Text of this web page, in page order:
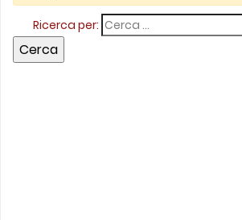
Ricerca per: